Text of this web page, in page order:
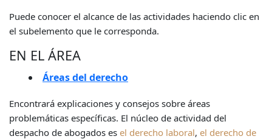
Puede conocer el alcance de las actividades haciendo clic en
el subelemento que le corresponda.
EN EL ÁREA
Áreas del derecho
Encontrará explicaciones y consejos sobre áreas
problemáticas específicas. El núcleo de actividad del
despacho de abogados es el derecho laboral, el derecho de